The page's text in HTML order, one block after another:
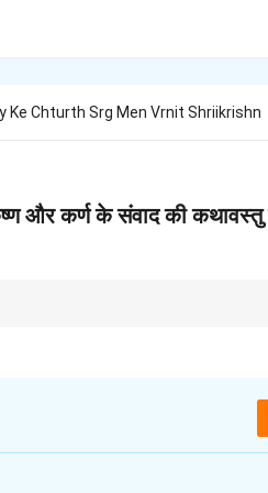
Ke Chturth Srg Men Vrnit Shriikrishn
और कर्ण के संवाद की कथावस्तु